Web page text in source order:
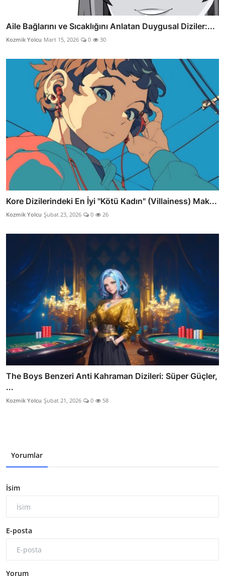
Aile Bağlarını ve Sıcaklığını Anlatan Duygusal Diziler:...
Kozmik Yolcu Mart 15, 2026 0 30
Kore Dizilerindeki En İyi "Kötü Kadın" (Villainess) Mak...
Kozmik Yolcu Şubat 23, 2026 0 26
The Boys Benzeri Anti Kahraman Dizileri: Süper Güçler,
...
Kozmik Yolcu Şubat 21, 2026 0 58
Yorumlar
İsim
E-posta
Yorum